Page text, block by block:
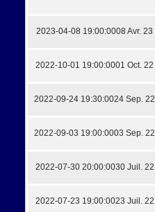
2023-04-08 19:00:0008 Avr. 23
2022-10-01 19:00:0001 Oct. 22
2022-09-24 19:30:0024 Sep. 22
2022-09-03 19:00:0003 Sep. 22
2022-07-30 20:00:0030 Juil. 22
2022-07-23 19:00:0023 Juil. 22